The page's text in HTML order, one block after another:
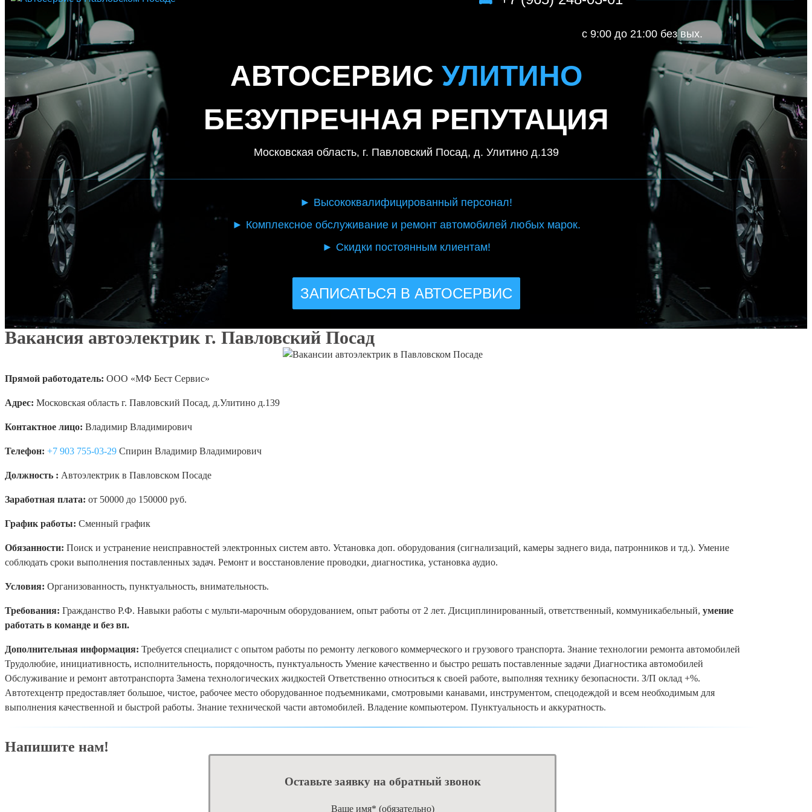
c 9:00 до 21:00 без вых.
АВТОСЕРВИС УЛИТИНО
БЕЗУПРЕЧНАЯ РЕПУТАЦИЯ
Московская область, г. Павловский Посад, д. Улитино д.139
► Высококвалифицированный персонал!
► Комплексное обслуживание и ремонт автомобилей любых марок.
► Скидки постоянным клиентам!
ЗАПИСАТЬСЯ В АВТОСЕРВИС
Вакансия автоэлектрик г. Павловский Посад
Прямой работодатель: ООО «МФ Бест Сервис»
Адрес: Московская область г. Павловский Посад, д.Улитино д.139
Контактное лицо: Владимир Владимирович
Телефон: +7 903 755-03-29 Спирин Владимир Владимирович
Должность : Автоэлектрик в Павловском Посаде
Заработная плата: от 50000 до 150000 руб.
График работы: Сменный график
Обязанности: Поиск и устранение неисправностей электронных систем авто. Установка доп. оборудования (сигнализаций, камеры заднего вида, патронников и тд.). Умение
соблюдать сроки выполнения поставленных задач. Ремонт и восстановление проводки, диагностика, установка аудио.
Условия: Организованность, пунктуальность, внимательность.
Требования: Гражданство Р.Ф. Навыки работы с мульти-марочным оборудованием, опыт работы от 2 лет. Дисциплинированный, ответственный, коммуникабельный, умение
работать в команде и без вп.
Дополнительная информация: Требуется специалист с опытом работы по ремонту легкового коммерческого и грузового транспорта. Знание технологии ремонта автомобилей
Трудолюбие, инициативность, исполнительность, порядочность, пунктуальность Умение качественно и быстро решать поставленные задачи Диагностика автомобилей
Обслуживание и ремонт автотранспорта Замена технологических жидкостей Ответственно относиться к своей работе, выполняя технику безопасности. З/П оклад +%.
Автотехцентр предоставляет большое, чистое, рабочее место оборудованное подъемниками, смотровыми канавами, инструментом, спецодеждой и всем необходимым для
выполнения качественной и быстрой работы. Знание технической части автомобилей. Владение компьютером. Пунктуальность и аккуратность.
Напишите нам!
Оставьте заявку на обратный звонок
Ваше имя* (обязательно)